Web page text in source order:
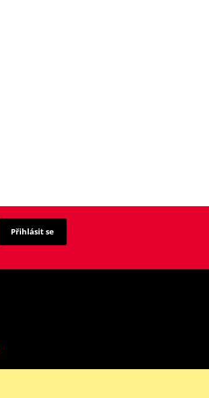
Přihlásit se